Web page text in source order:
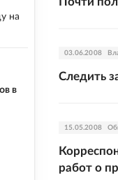
03.06.2008
Следить
15.05.2008
работ о
на
в